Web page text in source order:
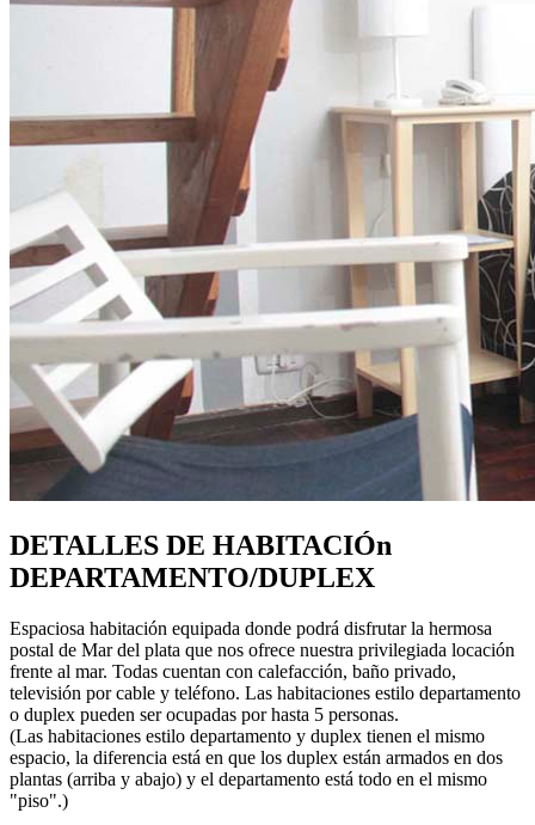
DETALLES DE HABITACIÓn
DEPARTAMENTO/DUPLEX
Espaciosa habitación equipada donde podrá disfrutar la hermosa
postal de Mar del plata que nos ofrece nuestra privilegiada locación
frente al mar. Todas cuentan con calefacción, baño privado,
televisión por cable y teléfono. Las habitaciones estilo departamento
o duplex pueden ser ocupadas por hasta 5 personas.
(Las habitaciones estilo departamento y duplex tienen el mismo
espacio, la diferencia está en que los duplex están armados en dos
plantas (arriba y abajo) y el departamento está todo en el mismo
"piso".)